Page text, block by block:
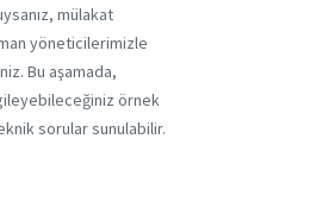
mülakat
yöneticilerimizle
Bu aşamada,
örnek
sorular sunulabilir.